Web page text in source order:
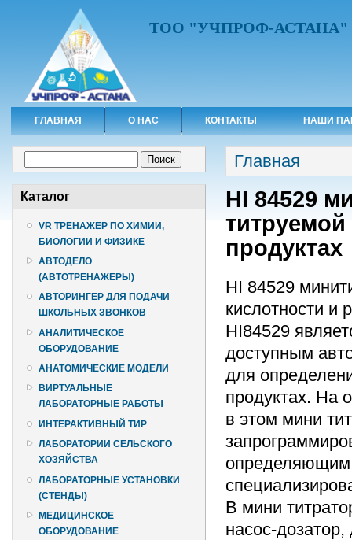
ТОО "УЧПРОФ-АСТАНА"
ГЛАВНАЯ О НАС КОНТАКТЫ НАШИ
Каталог
VR ТРЕНАЖЕР ПО ХИМИИ,
БИОЛОГИИ И ФИЗИКЕ
АВТОДЕЛО
(АВТОТРЕНАЖЕРЫ)
АВТОРИНГЕР ДЛЯ ПОДАЧИ
ШКОЛЬНЫХ ЗВОНКОВ
АНАЛИТИЧЕСКОЕ
ОБОРУДОВАНИЕ
АНАТОМИЧЕСКИЕ МОДЕЛИ
ВИРТУАЛЬНЫЕ
ЛАБОРАТОРНЫЕ РАБОТЫ
ИНТЕРАКТИВНЫЙ ТИР
ЛАБОРАТОРИИ СЕЛЬСКОГО
ХОЗЯЙСТВА
ЛАБОРАТОРНЫЕ УСТАНОВКИ
(СТЕНДЫ)
МЕДИЦИНСКОЕ
ОБОРУДОВАНИЕ
Вы здесь
Главная
HI 84529
продуктах
HI 84529
кислотности и
HI84529
доступным
для
продуктах. На
в этом мини
определяющим
В мини
насос-